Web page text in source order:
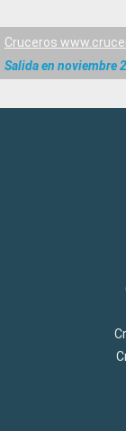
Cruceros
Salida en noviembre